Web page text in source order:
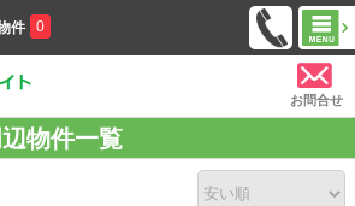
件 0
お問合せ
物件一覧